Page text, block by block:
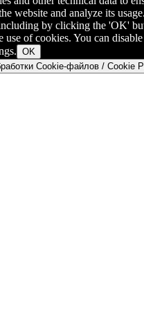
website and analyze its
by clicking the 'OK'
use of cookies. You can
OK
Cookie-файлов / Cookie